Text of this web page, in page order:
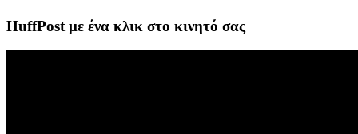
HuffPost με ένα κλικ στο κινητό σας